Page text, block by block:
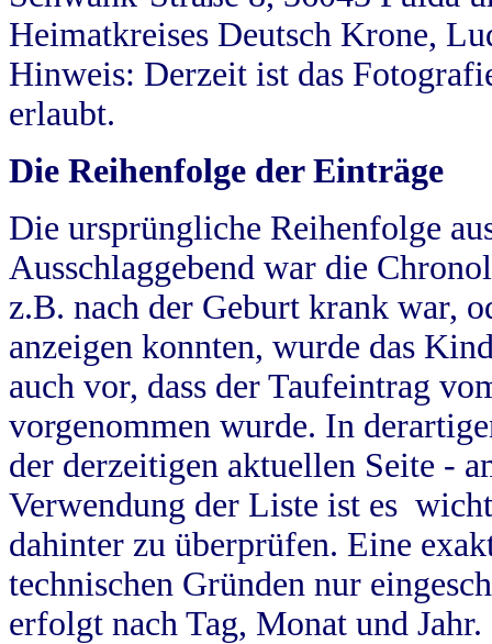
Heimatkreises Deutsch Krone,
Hinweis: Derzeit ist das
erlaubt.
Die Reihenfolge der Einträge
Die ursprüngliche Reihenfolge
Ausschlaggebend war die
z.B. nach der Geburt krank war,
anzeigen konnten, wurde das
auch vor, dass der Taufeintrag
vorgenommen wurde. In
der derzeitigen aktuellen Seite -
Verwendung der Liste ist es
dahinter zu überprüfen. Eine
technischen Gründen nur
erfolgt nach Tag, Monat und Jahr.